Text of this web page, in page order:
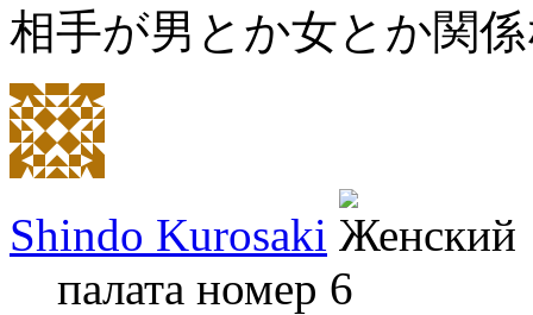
相手が男とか女とか関
Shindo Kurosaki
палата номер 6